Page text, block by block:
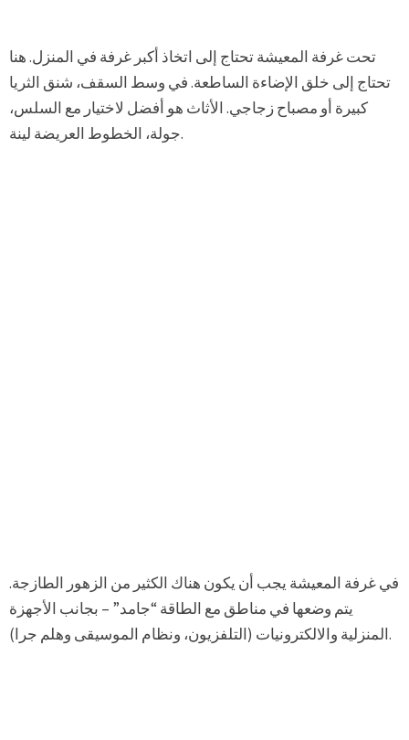
تحت غرفة المعيشة تحتاج إلى اتخاذ أكبر غرفة في المنزل. هنا
تحتاج إلى خلق الإضاءة الساطعة. في وسط السقف، شنق الثريا
كبيرة أو مصباح زجاجي. الأثاث هو أفضل لاختيار مع السلس،
جولة، الخطوط العريضة لينة.
في غرفة المعيشة يجب أن يكون هناك الكثير من الزهور الطازجة.
يتم وضعها في مناطق مع الطاقة “جامد” – بجانب الأجهزة
المنزلية والالكترونيات (التلفزيون، ونظام الموسيقى وهلم جرا).